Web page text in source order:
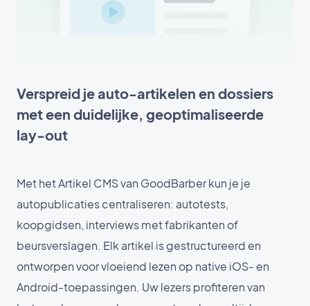
Verspreid je auto-artikelen en dossiers
met een duidelijke, geoptimaliseerde
lay-out
Met het Artikel CMS van GoodBarber kun je je
autopublicaties centraliseren: autotests,
koopgidsen, interviews met fabrikanten of
beursverslagen. Elk artikel is gestructureerd en
ontworpen voor vloeiend lezen op native iOS- en
Android-toepassingen. Uw lezers profiteren van